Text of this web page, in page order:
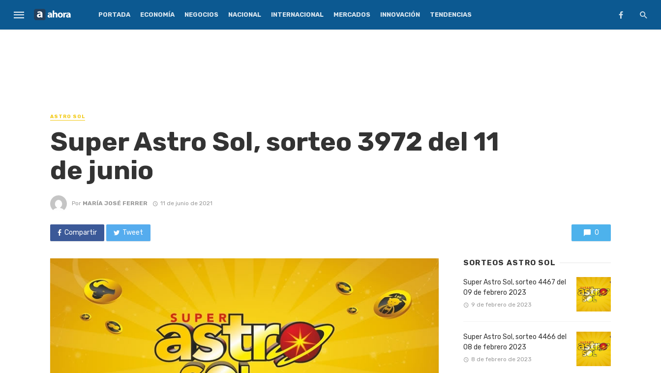
PORTADA ECONOMÍA NEGOCIOS NACIONAL INTERNACIONAL MERCADOS INNOVACIÓN TENDENCIAS
ASTRO SOL
Super Astro Sol, sorteo 3972 del 11
de junio
Por MARÍA JOSÉ FERRER 11 de junio de 2021
Compartir Tweet 0
SORTEOS ASTRO SOL
Super Astro Sol, sorteo 4467 del
09 de febrero 2023
9 de febrero de 2023
Super Astro Sol, sorteo 4466 del
08 de febrero 2023
8 de febrero de 2023